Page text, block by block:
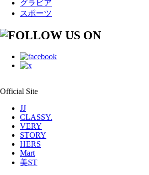
グラビア
スポーツ
Official Site
JJ
CLASSY.
VERY
STORY
HERS
Mart
美ST